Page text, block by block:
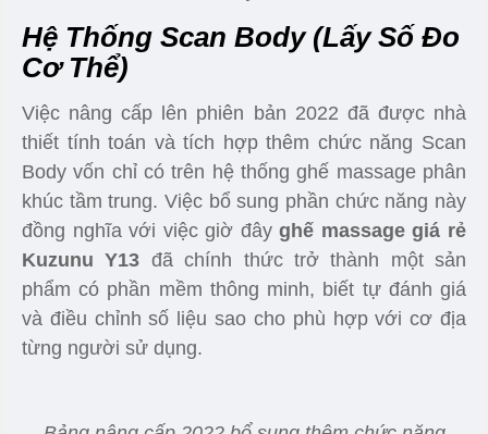
Chế độ Zero Gravity (không trọng lực) giúp hỗ trợ
thư giãn cột sống và hệ tuần hoàn
Hệ Thống Bài Tập
Sản phẩm được thiết lập 5 chế độ bài tập chuyên
sâu theo từng cấp độ mà người sử dụng mong
muốn với các mức từ nhẹ - trung bình – cao. Mỗi
chức năng sẽ ưu điểm riêng tùy mục đích mà
người sử dụng mong muốn.